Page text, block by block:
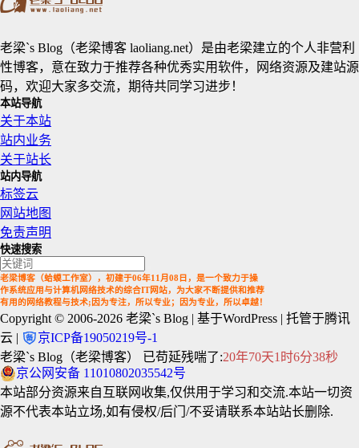
老梁`s Blog（老梁博客 laoliang.net）是由老梁建立的个人非营利
性博客，意在致力于推荐各种优秀实用软件，网络资源及建站源
码，欢迎大家多交流，期待共同学习进步！
本站导航
关于本站
站内业务
关于站长
站内导航
标签云
网站地图
免责声明
快速搜索
老梁博客（蛤蟆工作室），初建于06年11月08日，是一个致力于操
作系统应用与计算机网络技术的综合IT网站，为大家不断提供和推荐
有用的网络教程与技术;因为专注，所以专业；因为专业，所以卓越！
Copyright © 2006-2026 老梁`s Blog | 基于WordPress | 托管于腾讯
云 |
京ICP备19050219号-1
老梁`s Blog（老梁博客） 已苟延残喘了:20年70天1时6分38秒
京公网安备 11010802035542号
本站部分资源来自互联网收集,仅供用于学习和交流.本站一切资
源不代表本站立场,如有侵权/后门/不妥请联系本站站长删除.